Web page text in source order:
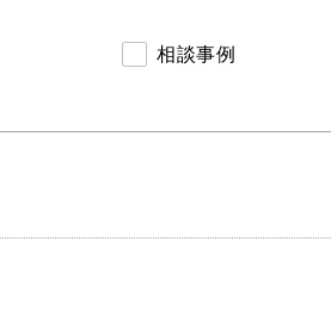
相談事例